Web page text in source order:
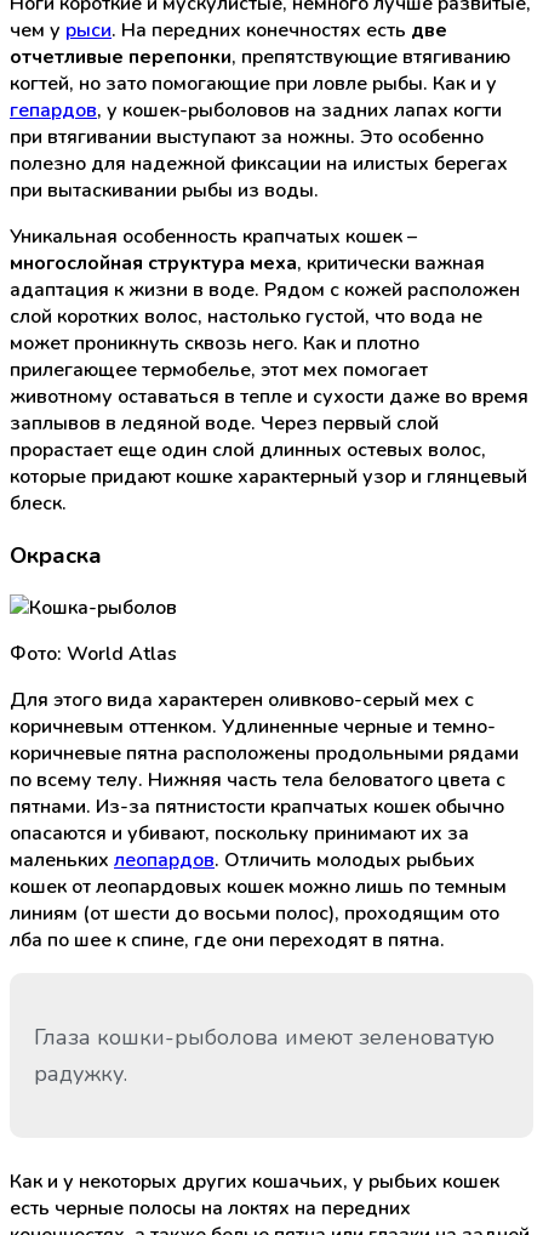
чем у рыси. На передних конечностях есть две
отчетливые перепонки, препятствующие втягиванию
когтей, но зато помогающие при ловле рыбы. Как и у
гепардов, у кошек-рыболовов на задних лапах когти
при втягивании выступают за ножны. Это особенно
полезно для надежной фиксации на илистых берегах
при вытаскивании рыбы из воды.
Уникальная особенность крапчатых кошек –
многослойная структура меха, критически важная
адаптация к жизни в воде. Рядом с кожей расположен
слой коротких волос, настолько густой, что вода не
может проникнуть сквозь него. Как и плотно
прилегающее термобелье, этот мех помогает
животному оставаться в тепле и сухости даже во время
заплывов в ледяной воде. Через первый слой
прорастает еще один слой длинных остевых волос,
которые придают кошке характерный узор и глянцевый
блеск.
Окраска
Фото: World Atlas
Для этого вида характерен оливково-серый мех с
коричневым оттенком. Удлиненные черные и темно-
коричневые пятна расположены продольными рядами
по всему телу. Нижняя часть тела беловатого цвета с
пятнами. Из-за пятнистости крапчатых кошек обычно
опасаются и убивают, поскольку принимают их за
маленьких леопардов. Отличить молодых рыбьих
кошек от леопардовых кошек можно лишь по темным
линиям (от шести до восьми полос), проходящим ото
лба по шее к спине, где они переходят в пятна.
Глаза кошки-рыболова имеют зеленоватую
радужку.
Как и у некоторых других кошачьих, у рыбьих кошек
есть черные полосы на локтях на передних